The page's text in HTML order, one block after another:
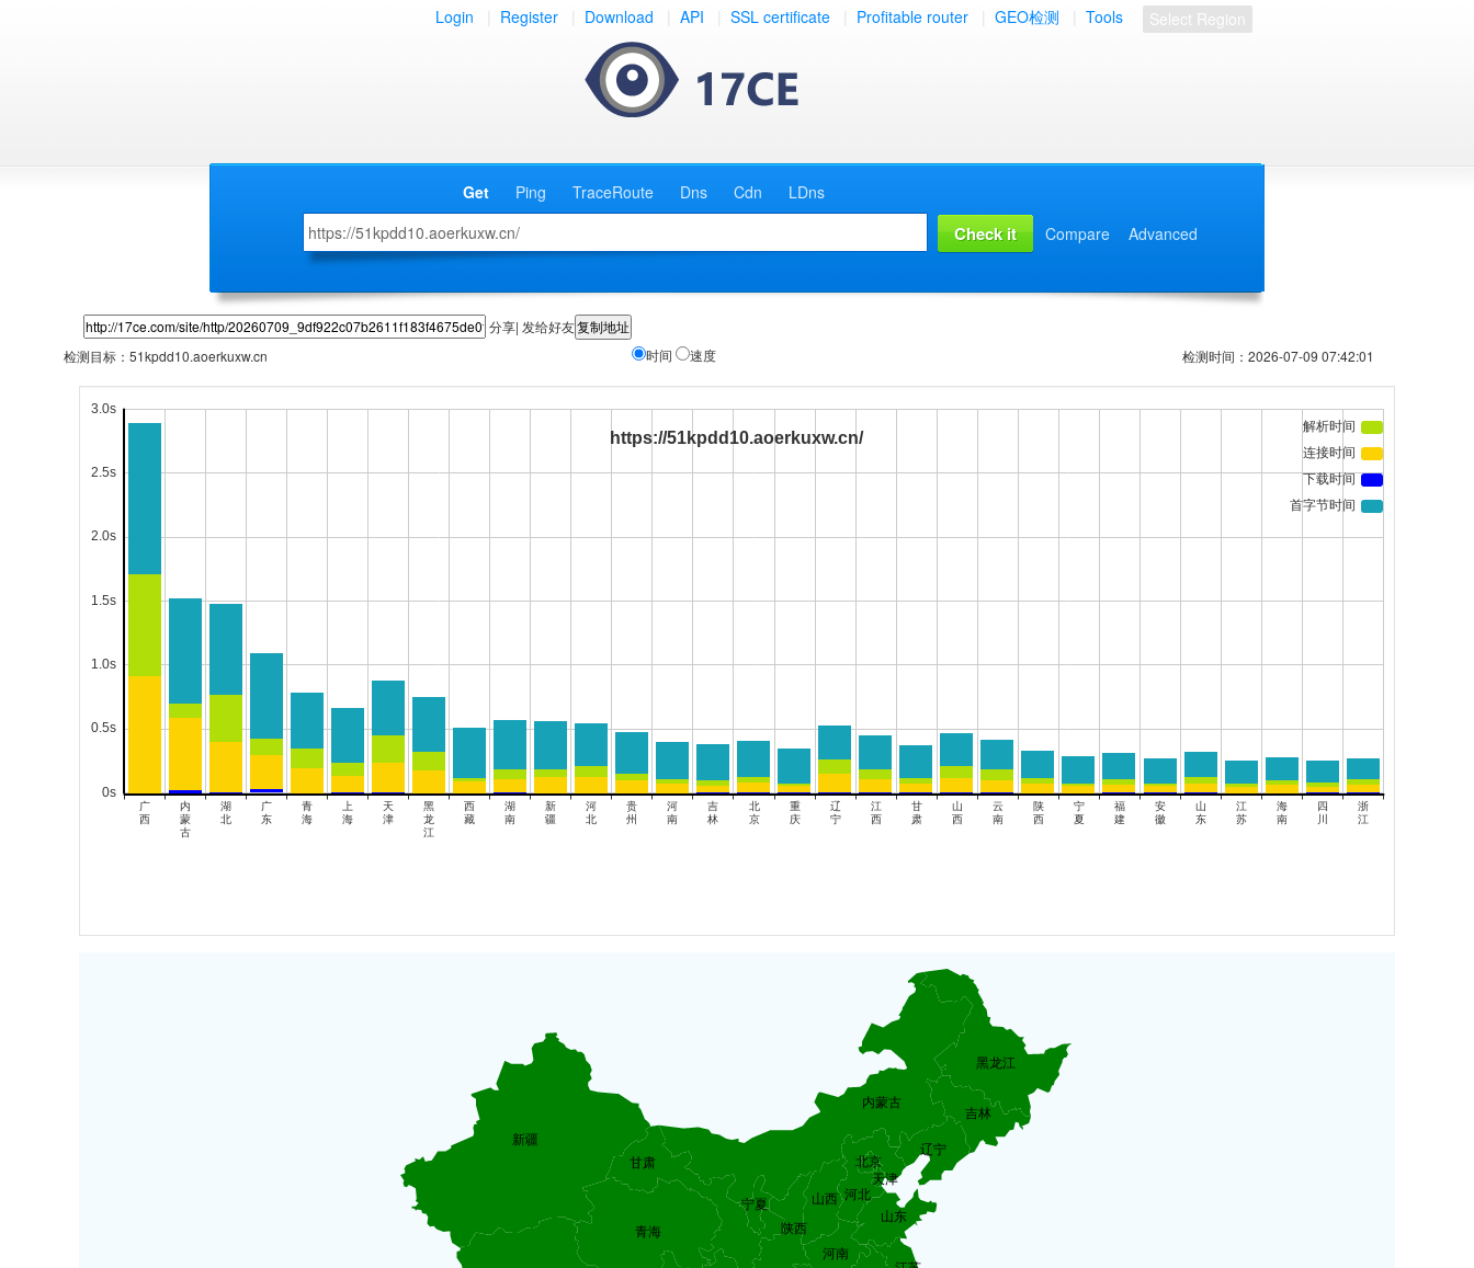
Login Register Download API SSL certificate Profitable router GEO检测 Tools Select Region
Get Ping TraceRoute Dns Cdn
LDns
Compare
Advanced
分享| 发给好友
检测目标： 51kpdd10.aoerkuxw.cn 时间 速度 检测时间：2026-07-09 07:42:01